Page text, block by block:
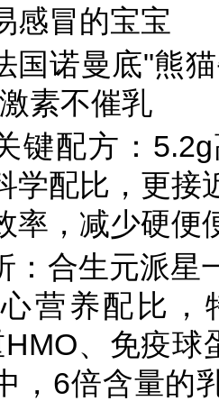
感冒的宝宝
国诺曼底"熊
素不催乳
键配方：
学配比，更接
率，减少硬便
：合生元派星
营养配比，
、免疫球
，6倍含量的